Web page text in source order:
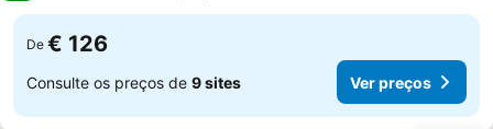
De € 126
Consulte os preços de 9 sites Ver preços